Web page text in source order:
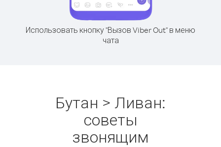
Использовать кнопку "Вызов Viber Out" в меню
чата
Бутан > Ливан:
советы
звонящим